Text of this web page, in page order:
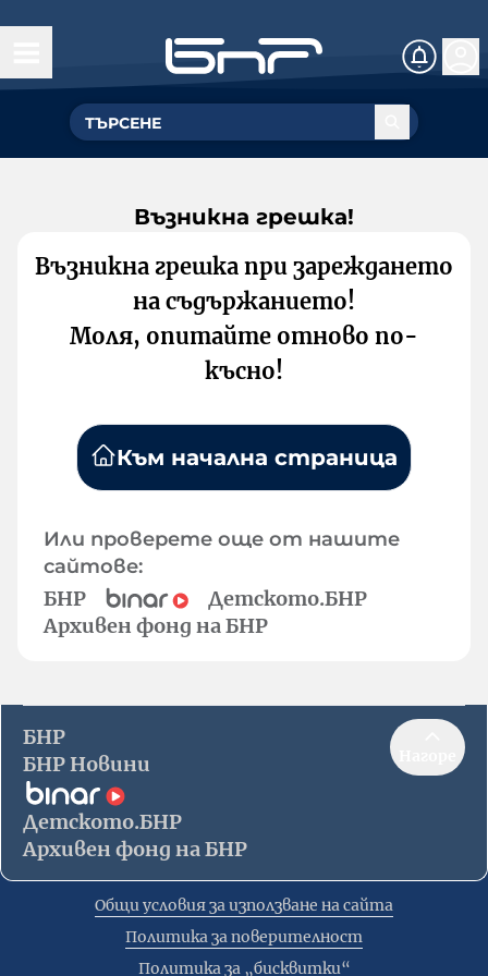
Възникна грешка!
Възникна грешка при зареждането
на съдържанието!
Моля, опитайте отново по-
късно!
Към начална страница
Или проверете още от нашите
сайтове:
БНР
Детското.БНР
Архивен фонд на БНР
БНР
БНР Новини
Детското.БНР
Архивен фонд на БНР
Общи условия за използване на сайта
Политика за поверителност
Политика за „бисквитки“